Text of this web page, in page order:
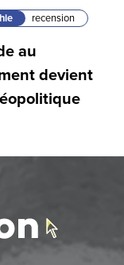
recension
au
devient